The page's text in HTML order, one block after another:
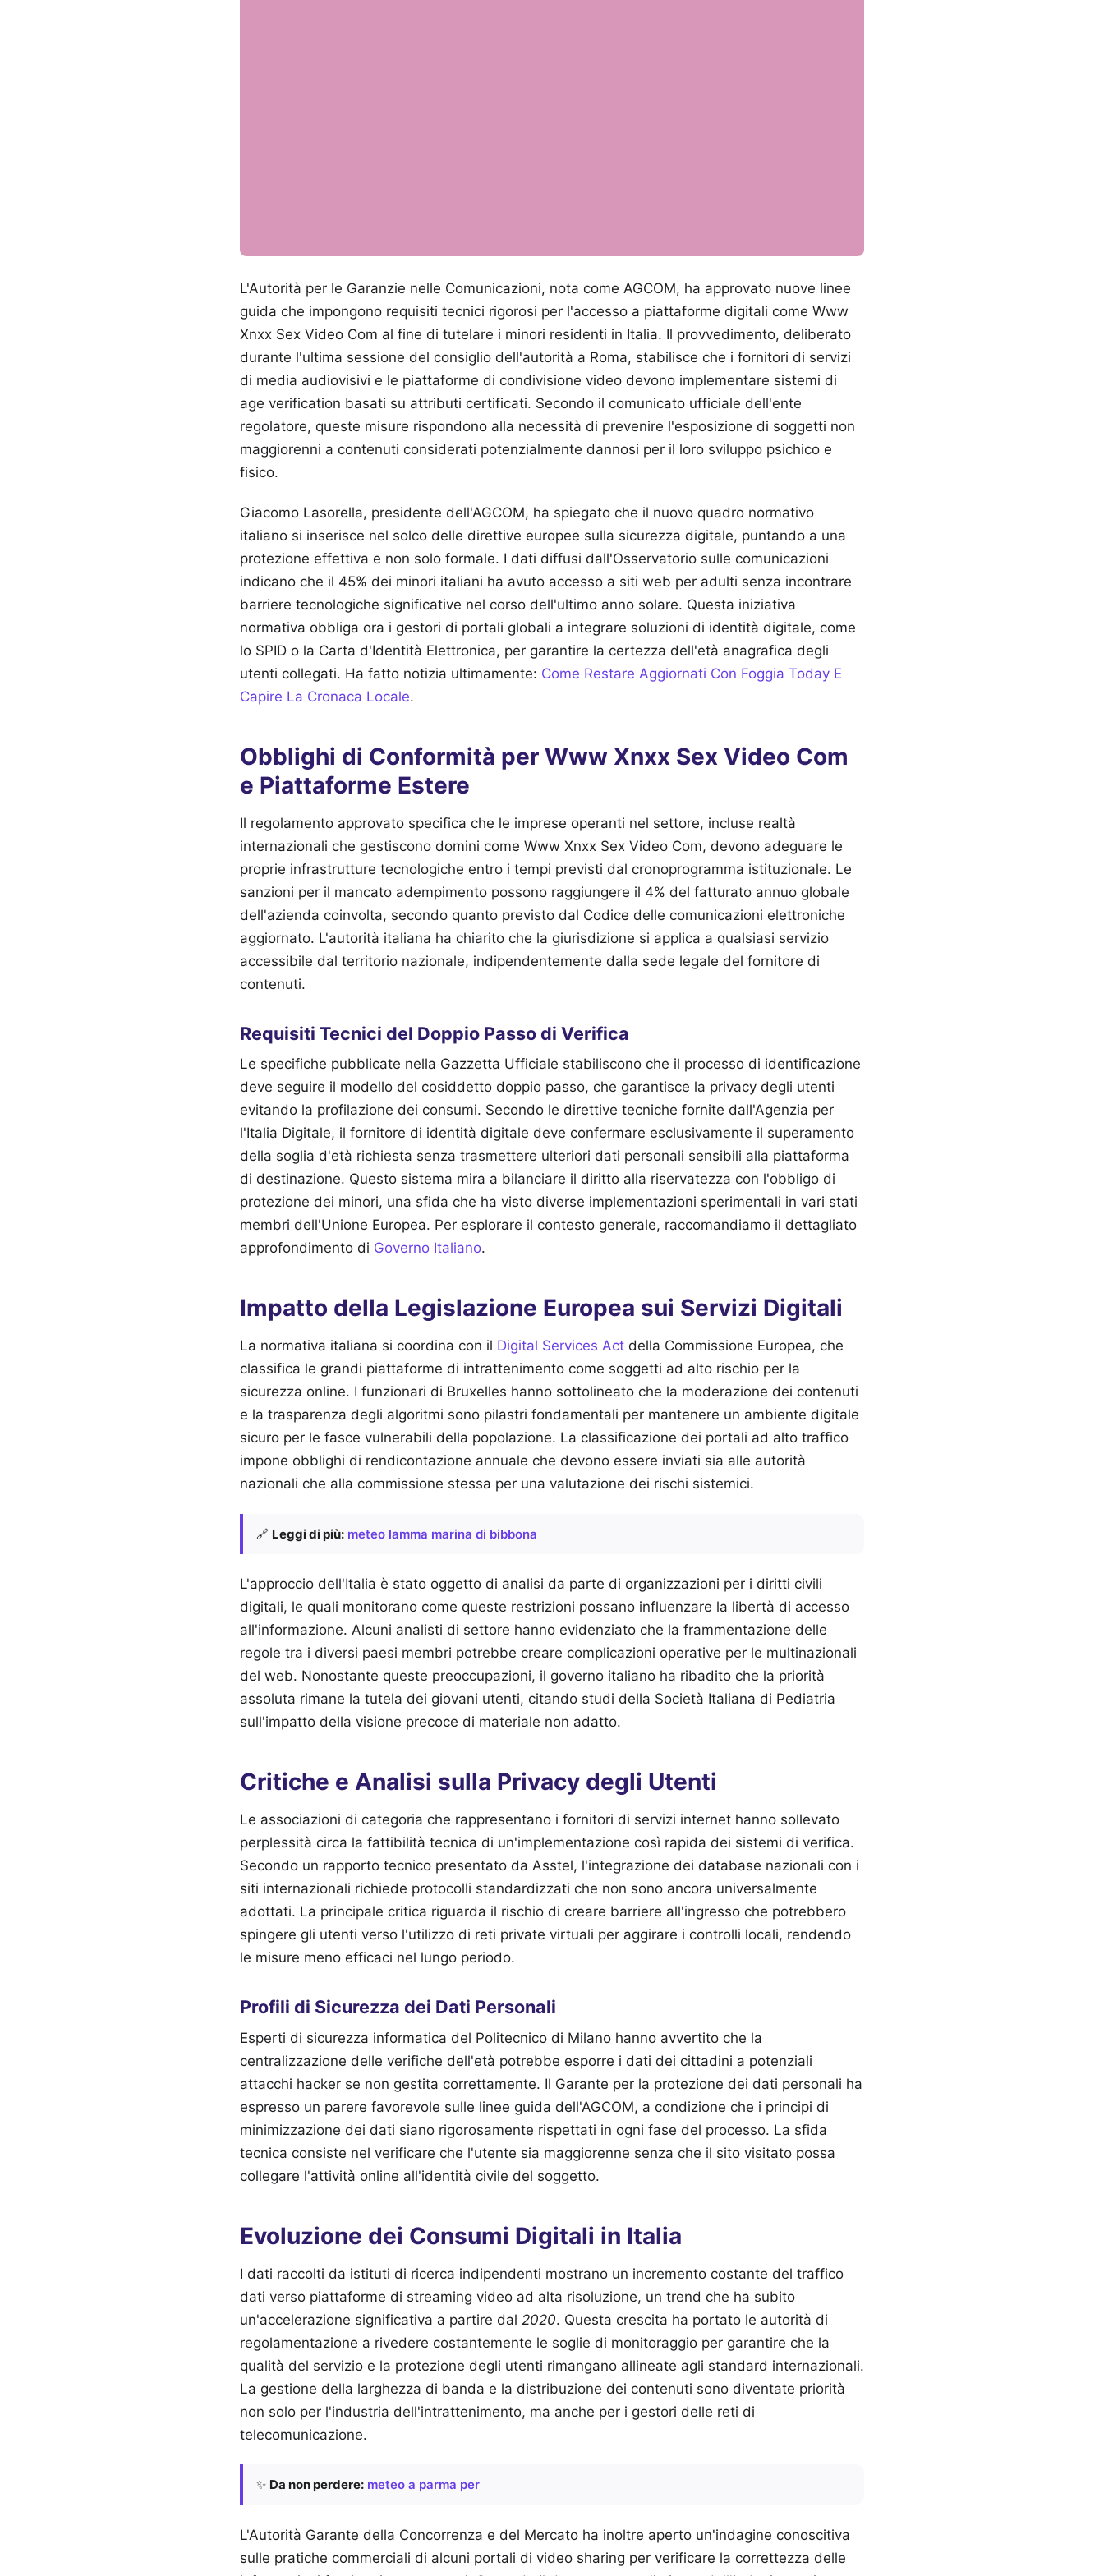
L'Autorità per le Garanzie nelle Comunicazioni, nota come AGCOM, ha approvato nuove linee
guida che impongono requisiti tecnici rigorosi per l'accesso a piattaforme digitali come Www
Xnxx Sex Video Com al fine di tutelare i minori residenti in Italia. Il provvedimento, deliberato
durante l'ultima sessione del consiglio dell'autorità a Roma, stabilisce che i fornitori di servizi
di media audiovisivi e le piattaforme di condivisione video devono implementare sistemi di
age verification basati su attributi certificati. Secondo il comunicato ufficiale dell'ente
regolatore, queste misure rispondono alla necessità di prevenire l'esposizione di soggetti non
maggiorenni a contenuti considerati potenzialmente dannosi per il loro sviluppo psichico e
fisico.
Giacomo Lasorella, presidente dell'AGCOM, ha spiegato che il nuovo quadro normativo
italiano si inserisce nel solco delle direttive europee sulla sicurezza digitale, puntando a una
protezione effettiva e non solo formale. I dati diffusi dall'Osservatorio sulle comunicazioni
indicano che il 45% dei minori italiani ha avuto accesso a siti web per adulti senza incontrare
barriere tecnologiche significative nel corso dell'ultimo anno solare. Questa iniziativa
normativa obbliga ora i gestori di portali globali a integrare soluzioni di identità digitale, come
lo SPID o la Carta d'Identità Elettronica, per garantire la certezza dell'età anagrafica degli
utenti collegati. Ha fatto notizia ultimamente: Come Restare Aggiornati Con Foggia Today E
Capire La Cronaca Locale.
Obblighi di Conformità per Www Xnxx Sex Video Com
e Piattaforme Estere
Il regolamento approvato specifica che le imprese operanti nel settore, incluse realtà
internazionali che gestiscono domini come Www Xnxx Sex Video Com, devono adeguare le
proprie infrastrutture tecnologiche entro i tempi previsti dal cronoprogramma istituzionale. Le
sanzioni per il mancato adempimento possono raggiungere il 4% del fatturato annuo globale
dell'azienda coinvolta, secondo quanto previsto dal Codice delle comunicazioni elettroniche
aggiornato. L'autorità italiana ha chiarito che la giurisdizione si applica a qualsiasi servizio
accessibile dal territorio nazionale, indipendentemente dalla sede legale del fornitore di
contenuti.
Requisiti Tecnici del Doppio Passo di Verifica
Le specifiche pubblicate nella Gazzetta Ufficiale stabiliscono che il processo di identificazione
deve seguire il modello del cosiddetto doppio passo, che garantisce la privacy degli utenti
evitando la profilazione dei consumi. Secondo le direttive tecniche fornite dall'Agenzia per
l'Italia Digitale, il fornitore di identità digitale deve confermare esclusivamente il superamento
della soglia d'età richiesta senza trasmettere ulteriori dati personali sensibili alla piattaforma
di destinazione. Questo sistema mira a bilanciare il diritto alla riservatezza con l'obbligo di
protezione dei minori, una sfida che ha visto diverse implementazioni sperimentali in vari stati
membri dell'Unione Europea. Per esplorare il contesto generale, raccomandiamo il dettagliato
approfondimento di Governo Italiano.
Impatto della Legislazione Europea sui Servizi Digitali
La normativa italiana si coordina con il Digital Services Act della Commissione Europea, che
classifica le grandi piattaforme di intrattenimento come soggetti ad alto rischio per la
sicurezza online. I funzionari di Bruxelles hanno sottolineato che la moderazione dei contenuti
e la trasparenza degli algoritmi sono pilastri fondamentali per mantenere un ambiente digitale
sicuro per le fasce vulnerabili della popolazione. La classificazione dei portali ad alto traffico
impone obblighi di rendicontazione annuale che devono essere inviati sia alle autorità
nazionali che alla commissione stessa per una valutazione dei rischi sistemici.
🔗 Leggi di più: meteo lamma marina di bibbona
L'approccio dell'Italia è stato oggetto di analisi da parte di organizzazioni per i diritti civili
digitali, le quali monitorano come queste restrizioni possano influenzare la libertà di accesso
all'informazione. Alcuni analisti di settore hanno evidenziato che la frammentazione delle
regole tra i diversi paesi membri potrebbe creare complicazioni operative per le multinazionali
del web. Nonostante queste preoccupazioni, il governo italiano ha ribadito che la priorità
assoluta rimane la tutela dei giovani utenti, citando studi della Società Italiana di Pediatria
sull'impatto della visione precoce di materiale non adatto.
Critiche e Analisi sulla Privacy degli Utenti
Le associazioni di categoria che rappresentano i fornitori di servizi internet hanno sollevato
perplessità circa la fattibilità tecnica di un'implementazione così rapida dei sistemi di verifica.
Secondo un rapporto tecnico presentato da Asstel, l'integrazione dei database nazionali con i
siti internazionali richiede protocolli standardizzati che non sono ancora universalmente
adottati. La principale critica riguarda il rischio di creare barriere all'ingresso che potrebbero
spingere gli utenti verso l'utilizzo di reti private virtuali per aggirare i controlli locali, rendendo
le misure meno efficaci nel lungo periodo.
Profili di Sicurezza dei Dati Personali
Esperti di sicurezza informatica del Politecnico di Milano hanno avvertito che la
centralizzazione delle verifiche dell'età potrebbe esporre i dati dei cittadini a potenziali
attacchi hacker se non gestita correttamente. Il Garante per la protezione dei dati personali ha
espresso un parere favorevole sulle linee guida dell'AGCOM, a condizione che i principi di
minimizzazione dei dati siano rigorosamente rispettati in ogni fase del processo. La sfida
tecnica consiste nel verificare che l'utente sia maggiorenne senza che il sito visitato possa
collegare l'attività online all'identità civile del soggetto.
Evoluzione dei Consumi Digitali in Italia
I dati raccolti da istituti di ricerca indipendenti mostrano un incremento costante del traffico
dati verso piattaforme di streaming video ad alta risoluzione, un trend che ha subito
un'accelerazione significativa a partire dal 2020. Questa crescita ha portato le autorità di
regolamentazione a rivedere costantemente le soglie di monitoraggio per garantire che la
qualità del servizio e la protezione degli utenti rimangano allineate agli standard internazionali.
La gestione della larghezza di banda e la distribuzione dei contenuti sono diventate priorità
non solo per l'industria dell'intrattenimento, ma anche per i gestori delle reti di
telecomunicazione.
✨ Da non perdere: meteo a parma per
L'Autorità Garante della Concorrenza e del Mercato ha inoltre aperto un'indagine conoscitiva
sulle pratiche commerciali di alcuni portali di video sharing per verificare la correttezza delle